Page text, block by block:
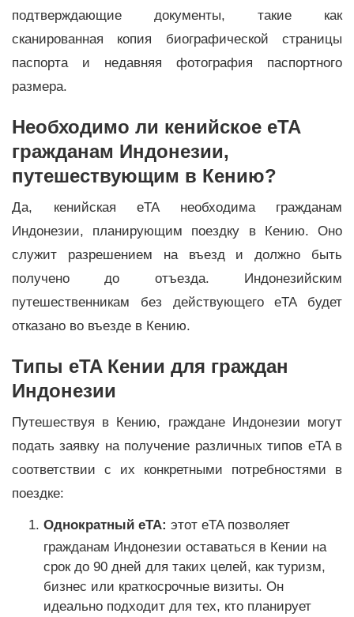
подтверждающие документы, такие как
сканированная копия биографической страницы
паспорта и недавняя фотография паспортного
размера.
Необходимо ли кенийское eTA
гражданам Индонезии,
путешествующим в Кению?
Да, кенийская eTA необходима гражданам
Индонезии, планирующим поездку в Кению. Оно
служит разрешением на въезд и должно быть
получено до отъезда. Индонезийским
путешественникам без действующего eTA будет
отказано во въезде в Кению.
Типы eTA Кении для граждан
Индонезии
Путешествуя в Кению, граждане Индонезии могут
подать заявку на получение различных типов eTA в
соответствии с их конкретными потребностями в
поездке:
Однократный eTA: этот eTA позволяет
гражданам Индонезии оставаться в Кении на
срок до 90 дней для таких целей, как туризм,
бизнес или краткосрочные визиты. Он
идеально подходит для тех, кто планирует